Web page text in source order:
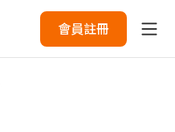
會員註冊